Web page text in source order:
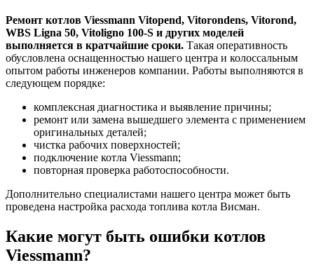
Ремонт котлов Viessmann Vitopend, Vitorondens, Vitorond,
WBS Ligna 50, Vitoligno 100-S и других моделей
выполняется в кратчайшие сроки. Такая оперативность
обусловлена оснащенностью нашего центра и колоссальным
опытом работы инженеров компании. Работы выполняются в
следующем порядке:
комплексная диагностика и выявление причины;
ремонт или замена вышедшего элемента с применением
оригинальных деталей;
чистка рабочих поверхностей;
подключение котла Viessmann;
повторная проверка работоспособности.
Дополнительно специалистами нашего центра может быть
проведена настройка расхода топлива котла Висман.
Какие могут быть ошибки котлов
Viessmann?